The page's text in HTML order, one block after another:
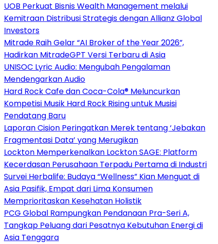
UOB Perkuat Bisnis Wealth Management melalui
Kemitraan Distribusi Strategis dengan Allianz Global
Investors
Mitrade Raih Gelar “AI Broker of the Year 2026”,
Hadirkan MitradeGPT Versi Terbaru di Asia
UNISOC Lyric Audio: Mengubah Pengalaman
Mendengarkan Audio
Hard Rock Cafe dan Coca-Cola® Meluncurkan
Kompetisi Musik Hard Rock Rising untuk Musisi
Pendatang Baru
Laporan Cision Peringatkan Merek tentang ‘Jebakan
Fragmentasi Data’ yang Merugikan
Lockton Memperkenalkan Lockton SAGE: Platform
Kecerdasan Perusahaan Terpadu Pertama di Industri
Survei Herbalife: Budaya “Wellness” Kian Menguat di
Asia Pasifik, Empat dari Lima Konsumen
Memprioritaskan Kesehatan Holistik
PCG Global Rampungkan Pendanaan Pra-Seri A,
Tangkap Peluang dari Pesatnya Kebutuhan Energi di
Asia Tenggara